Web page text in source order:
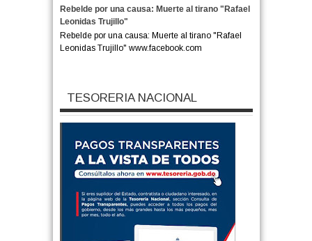
Rebelde por una causa: Muerte al tirano "Rafael
Leonidas Trujillo"
Rebelde por una causa: Muerte al tirano "Rafael
Leonidas Trujillo" www.facebook.com
TESORERIA NACIONAL